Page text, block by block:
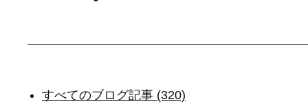
すべてのブログ記事 (320)